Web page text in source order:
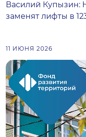
Василий Купызин:
заменят лифты в
11 ИЮНЯ 2026